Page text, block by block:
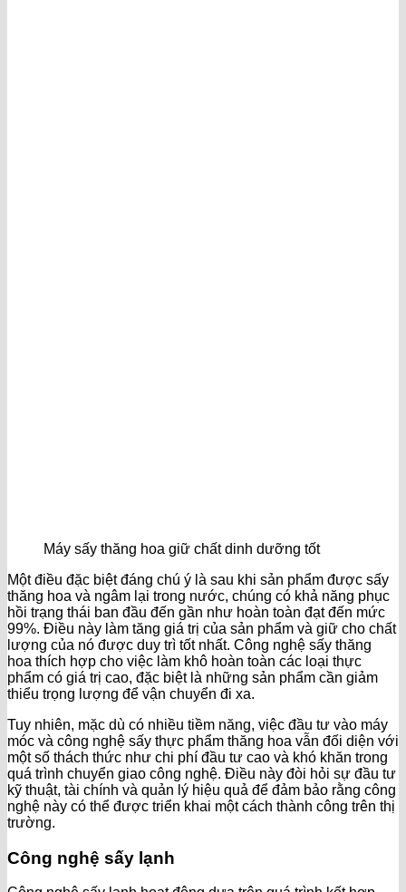
Máy sấy thăng hoa giữ chất dinh dưỡng tốt
Một điều đặc biệt đáng chú ý là sau khi sản phẩm được sấy
thăng hoa và ngâm lại trong nước, chúng có khả năng phục
hồi trạng thái ban đầu đến gần như hoàn toàn đạt đến mức
99%. Điều này làm tăng giá trị của sản phẩm và giữ cho chất
lượng của nó được duy trì tốt nhất. Công nghệ sấy thăng
hoa thích hợp cho việc làm khô hoàn toàn các loại thực
phẩm có giá trị cao, đặc biệt là những sản phẩm cần giảm
thiểu trọng lượng để vận chuyển đi xa.
Tuy nhiên, mặc dù có nhiều tiềm năng, việc đầu tư vào máy
móc và công nghệ sấy thực phẩm thăng hoa vẫn đối diện với
một số thách thức như chi phí đầu tư cao và khó khăn trong
quá trình chuyển giao công nghệ. Điều này đòi hỏi sự đầu tư
kỹ thuật, tài chính và quản lý hiệu quả để đảm bảo rằng công
nghệ này có thể được triển khai một cách thành công trên thị
trường.
Công nghệ sấy lạnh